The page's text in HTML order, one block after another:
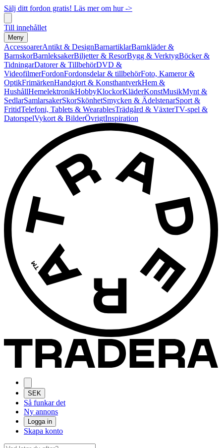
Sälj ditt fordon gratis! Läs mer om hur ->
Till innehållet
Meny
AccessoarerAntikt & DesignBarnartiklarBarnkläder &
BarnskorBarnleksakerBiljetter & ResorBygg & VerktygBöcker &
TidningarDatorer & TillbehörDVD &
VideofilmerFordonFordonsdelar & tillbehörFoto, Kameror &
OptikFrimärkenHandgjort & KonsthantverkHem &
HushållHemelektronikHobbyKlockorKläderKonstMusikMynt &
SedlarSamlarsakerSkorSkönhetSmycken & ÄdelstenarSport &
FritidTelefoni, Tablets & WearablesTrädgård & VäxterTV-spel &
DatorspelVykort & BilderÖvrigtInspiration
SEK
Så funkar det
Ny annons
Logga in
Skapa konto